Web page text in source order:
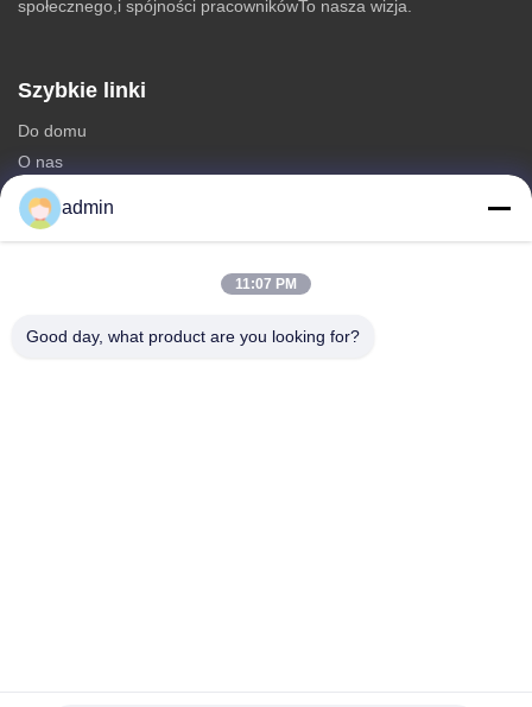
społecznego,i spójności pracownikówTo nasza wizja.
Szybkie linki
Do domu
O nas
produkty
Skontaktuj się z nami
trójkątna wieża antenowa
admin
11:07 PM
Good day, what product are you looking for?